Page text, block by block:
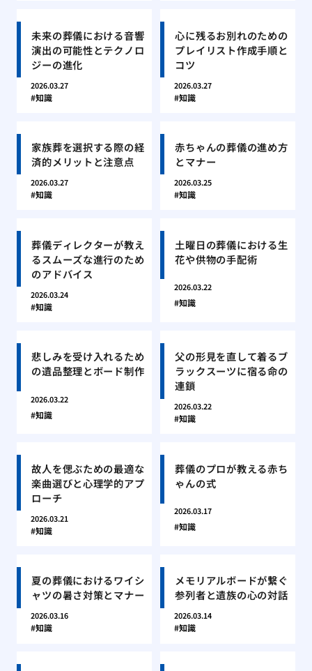
未来の葬儀における音響
演出の可能性とテクノロ
ジーの進化
2026.03.27
知識
心に残るお別れのための
プレイリスト作成手順と
コツ
2026.03.27
知識
家族葬を選択する際の経
済的メリットと注意点
2026.03.27
知識
赤ちゃんの葬儀の進め方
とマナー
2026.03.25
知識
葬儀ディレクターが教え
るスムーズな進行のため
のアドバイス
2026.03.24
知識
土曜日の葬儀における生
花や供物の手配術
2026.03.22
知識
悲しみを受け入れるため
の遺品整理とボード制作
2026.03.22
知識
父の形見を直して着るブ
ラックスーツに宿る命の
連鎖
2026.03.22
知識
故人を偲ぶための最適な
楽曲選びと心理学的アプ
ローチ
2026.03.21
知識
葬儀のプロが教える赤ち
ゃんの式
2026.03.17
知識
夏の葬儀におけるワイシ
ャツの暑さ対策とマナー
2026.03.16
知識
メモリアルボードが繋ぐ
参列者と遺族の心の対話
2026.03.14
知識